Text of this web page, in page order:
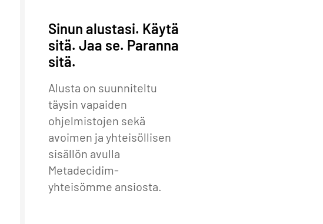
Sinun alustasi. Käytä
sitä. Jaa se. Paranna
sitä.
Alusta on suunniteltu
täysin vapaiden
ohjelmistojen sekä
avoimen ja yhteisöllisen
sisällön avulla
Metadecidim-
yhteisömme ansiosta.